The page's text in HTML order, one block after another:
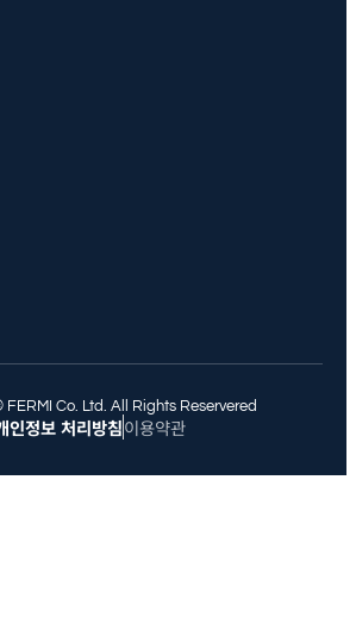
Co. Ltd. All Rights Reservered
인정보 처리방침이용약관